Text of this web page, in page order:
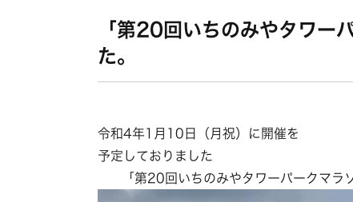
「第20回いちのみやタワー
た。
令和4年1 月 10 日（月祝）に開催を
予定しておりました
「第20 回いちのみやタワーパークマラ